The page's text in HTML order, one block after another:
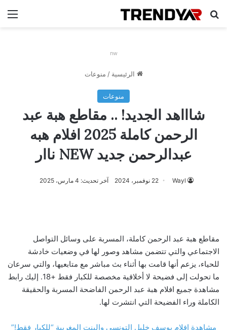
بحث عن
nw
الرئيسية / منوعات
منوعات
شاااهد الجديد! .. مقاطع هبة عبد
الرحمن كاملة 2025 افلام هبه
عبدالرحمن جديد NEW ناار
Wayl 22 نوفمبر، 2024 آخر تحديث: 4 مارس، 2025
مقاطع هبة عبد الرحمن كاملة، المسربة على وسائل التواصل
الاجتماعي والتي تتضمن مشاهد وصور لها في وضعيات خادشة
للحياء، يزعم أنها قامت بها أثناء بث مباشر مع متابعيها، والتي سرعان
ما تحولت إلى فضيحة لا أخلاقية مخصصة للكبار فقط +18. إليك رابط
مشاهدة جميع افلام هبة عبد الرحمن الفاضحة المسربة والحقيقة
الكاملة وراء الفضيحة التي انتشرت لها.
مشاهدة افلام يوسف خليل التونسي والبنت المغربية “للكبار فقط!”